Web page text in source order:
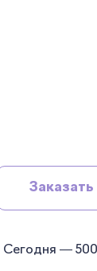
Заказать
Сегодня — 500